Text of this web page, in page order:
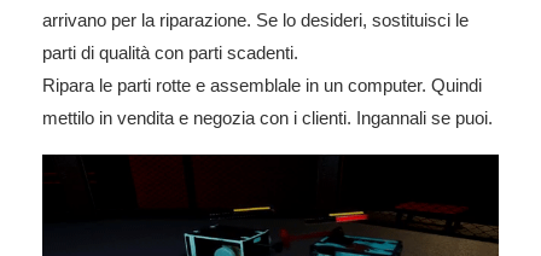
arrivano per la riparazione. Se lo desideri, sostituisci le
parti di qualità con parti scadenti.
Ripara le parti rotte e assemblale in un computer. Quindi
mettilo in vendita e negozia con i clienti. Ingannali se puoi.